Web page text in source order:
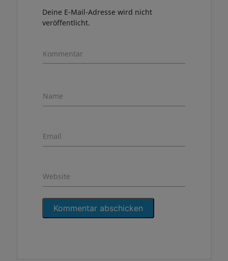
Deine E-Mail-Adresse wird nicht
veröffentlicht.
Kommentar
Name
Email
Website